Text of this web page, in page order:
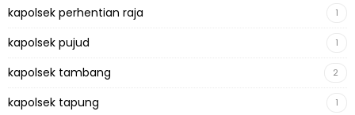
kapolsek perhentian raja 1
kapolsek pujud 1
kapolsek tambang 2
kapolsek tapung 1